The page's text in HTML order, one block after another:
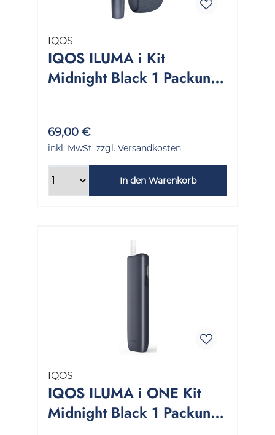
IQOS
IQOS ILUMA i Kit
Midnight Black 1 Packung
69,00 €
inkl. MwSt. zzgl. Versandkosten
In den Warenkorb
IQOS
IQOS ILUMA i ONE Kit
Midnight Black 1 Packung